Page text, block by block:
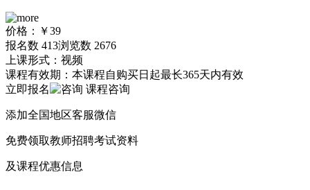
价格：
￥39
报名数 413浏览数 2676
上课形式： 视频
课程有效期： 本课程自购买日起最长365天内有效
立即报名
课程咨询
添加全国地区客服微信
免费领取教师招聘考试资料
及课程优惠信息